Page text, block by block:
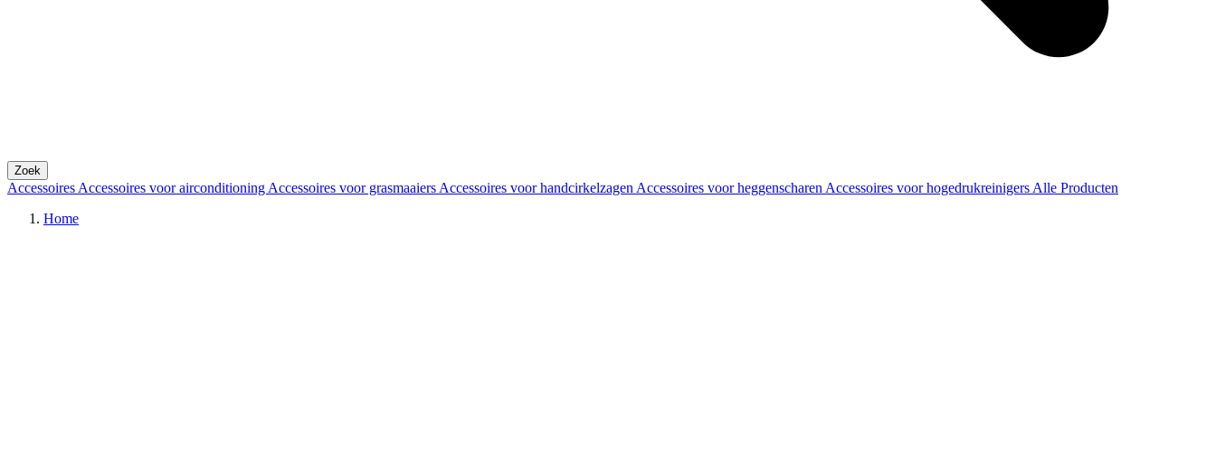
Zoek
Accessoires Accessoires voor airconditioning Accessoires voor grasmaaiers Accessoires voor handcirkelzagen Accessoires voor heggenscharen Accessoires voor hogedrukreinigers Alle Producten
Home